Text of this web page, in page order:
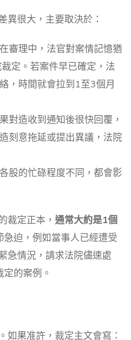
異很大，主要取決於：
審理中，法官對案情記憶猶
定。若案件早已確定，法
，時間就會拉到1至3個月
果對造收到通知後很快回覆，
刻意拖延或提出異議，法院
股的忙碌程度不同，都會影
裁定正本， 通常大約是1個
急迫，例如當事人已經遭受
急情況，請求法院儘速處
的案例。
如果准許，裁定主文會寫：